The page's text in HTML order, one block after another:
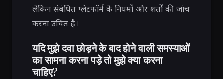
लेकिन संबंधित प्लेटफॉर्म के नियमों और शर्तों की जांच
करना उचित है।
यदि मुझे दवा छोड़ने के बाद होने वाली समस्याओं
का सामना करना पड़े तो मुझे क्या करना
चाहिए?